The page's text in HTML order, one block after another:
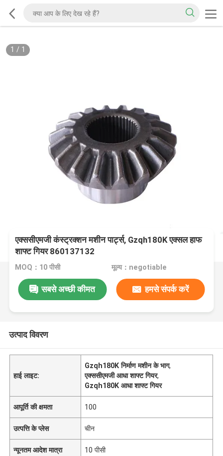
1 / 1
एक्ससीएमजी कंस्ट्रक्शन मशीन पार्ट्स, Gzqh180K एक्सल हाफ
शाफ्ट गियर 860137132
MOQ：10 पीसी मूल्य：negotiable
सबसे अच्छी कीमत हमसे संपर्क करें
उत्पाद विवरण
हाई लाइट:
Gzqh180K निर्माण मशीन के भाग,
एक्ससीएमजी आधा शाफ्ट गियर,
Gzqh180K आधा शाफ्ट गियर
आपूर्ति की क्षमता 100
उत्पत्ति के प्लेस चीन
न्यूनतम आदेश मात्रा 10 पीसी